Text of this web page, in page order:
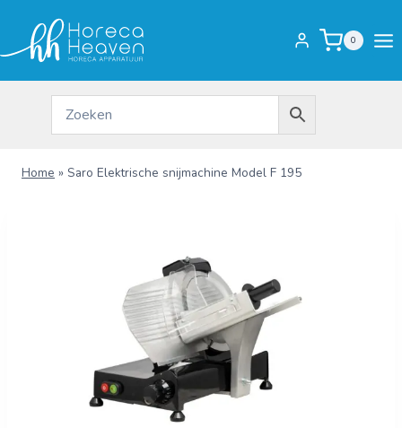
inhoud
0
Home » Saro Elektrische snijmachine Model F 195